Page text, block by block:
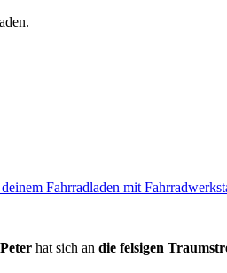
Peter hat sich an die felsigen